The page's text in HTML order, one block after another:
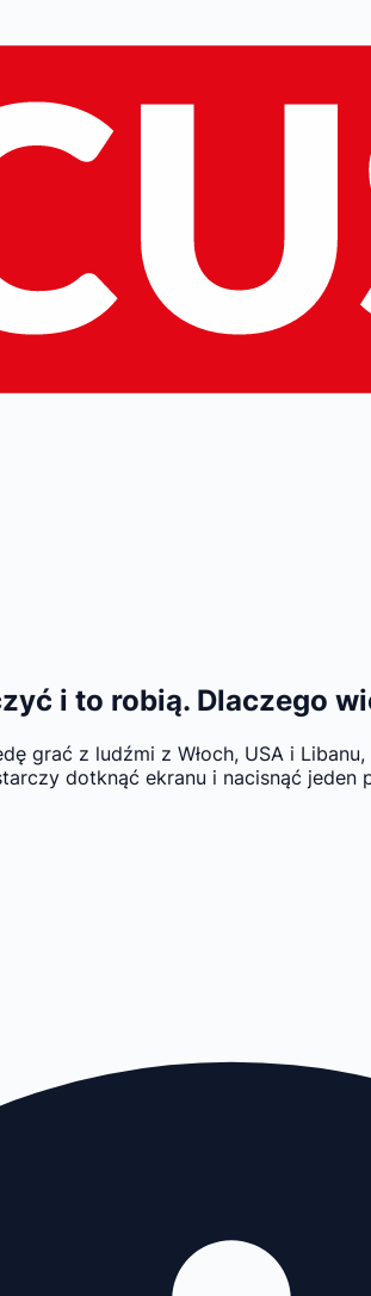
i to robią. Dlaczego
grać z ludźmi z Włoch, USA i
dotknąć ekranu i nacisnąć